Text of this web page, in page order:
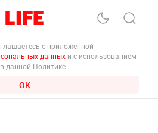
с приложенной
данных и с использованием
данной Политике.
ОК